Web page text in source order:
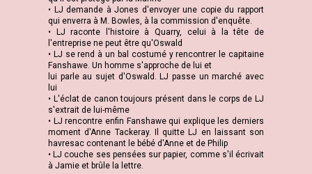
• LJ demande à Jones d'envoyer une copie du rapport
qui enverra à M. Bowles, à la commission d'enquête.
• LJ raconte l'histoire à Quarry, celui à la tête de
l'entreprise ne peut être qu'Oswald
• LJ se rend à un bal costumé y rencontrer le capitaine
Fanshawe. Un homme s'approche de lui et
lui parle au sujet d'Oswald. LJ passe un marché avec
lui
• L'éclat de canon toujours présent dans le corps de LJ
s'extrait de lui-même
• LJ rencontre enfin Fanshawe qui explique les derniers
moment d'Anne Tackeray. Il quitte LJ en laissant son
havresac contenant le bébé d'Anne et de Philip
• LJ couche ses pensées sur papier, comme s'il écrivait
à Jamie et brûle la lettre.